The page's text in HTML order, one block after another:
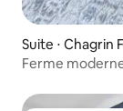
Suite ⋅ Chagrin
Ferme